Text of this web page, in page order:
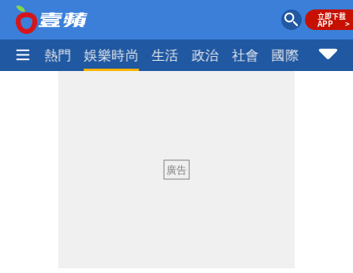
焦點 熱門 娛樂時尚 生活 政治 社會 國際 財經
回1句笑翻10萬人
白海豚不放假「跟巴威差別在這裡」 蔣